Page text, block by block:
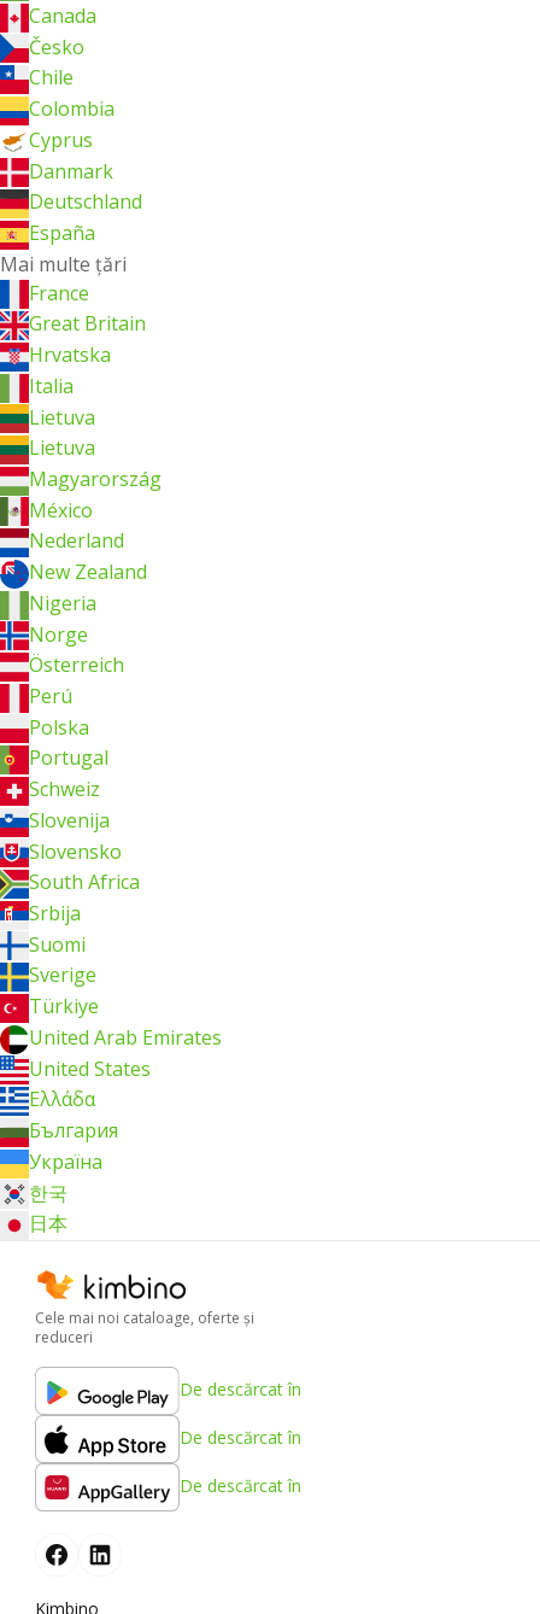
Canada
Česko
Chile
Colombia
Cyprus
Danmark
Deutschland
España
Mai multe ţări
France
Great Britain
Hrvatska
Italia
Lietuva
Lietuva
Magyarország
México
Nederland
New Zealand
Nigeria
Norge
Österreich
Perú
Polska
Portugal
Schweiz
Slovenija
Slovensko
South Africa
Srbija
Suomi
Sverige
Türkiye
United Arab Emirates
United States
Ελλάδα
България
Україна
한국
日本
Cele mai noi cataloage, oferte şi
reduceri
De descărcat în
De descărcat în
De descărcat în
Kimbino